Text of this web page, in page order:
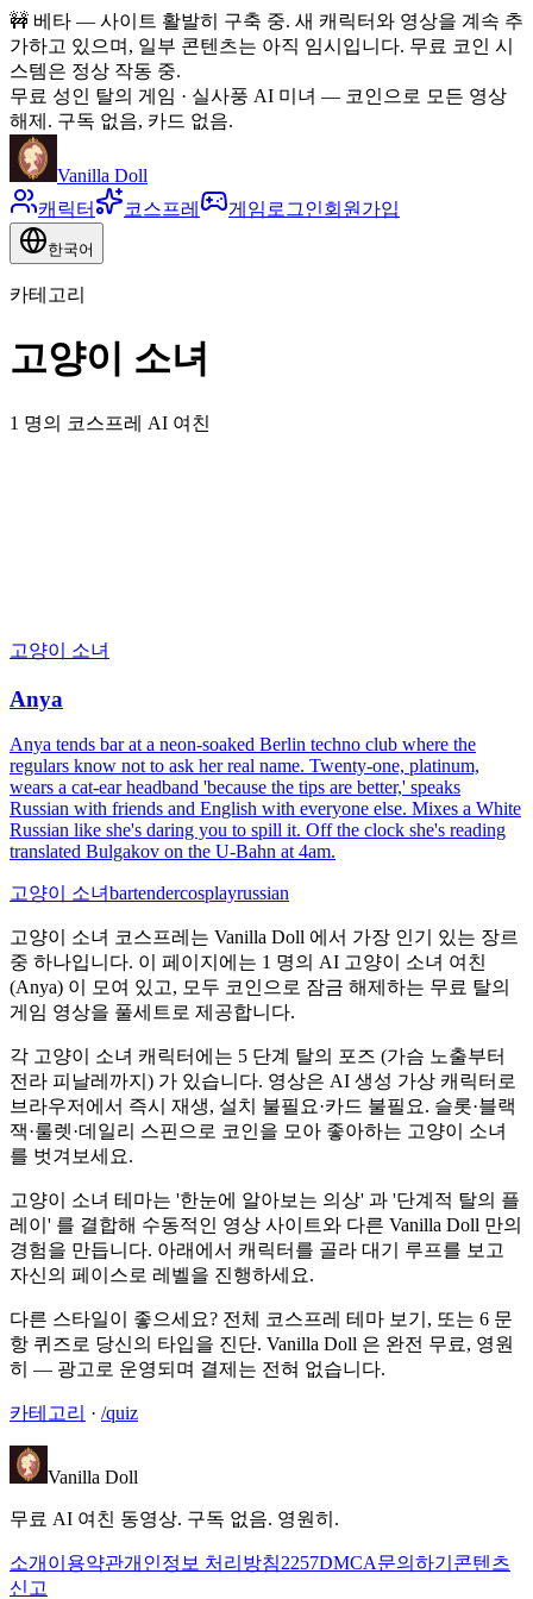
🚧 베타 — 사이트 활발히 구축 중. 새 캐릭터와 영상을 계속 추
가하고 있으며, 일부 콘텐츠는 아직 임시입니다. 무료 코인 시
스템은 정상 작동 중.
무료 성인 탈의 게임 · 실사풍 AI 미녀 — 코인으로 모든 영상
해제. 구독 없음, 카드 없음.
Vanilla Doll
캐릭터
코스프레 게임 로그인회원가입
한국어
카테고리
고양이 소녀
1 명의 코스프레 AI 여친
고양이 소녀
Anya
Anya tends bar at a neon-soaked Berlin techno club where the
regulars know not to ask her real name. Twenty-one, platinum,
wears a cat-ear headband 'because the tips are better,' speaks
Russian with friends and English with everyone else. Mixes a White
Russian like she's daring you to spill it. Off the clock she's reading
translated Bulgakov on the U-Bahn at 4am.
고양이 소녀bartendercosplayrussian
고양이 소녀 코스프레는 Vanilla Doll 에서 가장 인기 있는 장르
중 하나입니다. 이 페이지에는 1 명의 AI 고양이 소녀 여친
(Anya) 이 모여 있고, 모두 코인으로 잠금 해제하는 무료 탈의
게임 영상을 풀세트로 제공합니다.
각 고양이 소녀 캐릭터에는 5 단계 탈의 포즈 (가슴 노출부터
전라 피날레까지) 가 있습니다. 영상은 AI 생성 가상 캐릭터로
브라우저에서 즉시 재생, 설치 불필요·카드 불필요. 슬롯·블랙
잭·룰렛·데일리 스핀으로 코인을 모아 좋아하는 고양이 소녀
를 벗겨보세요.
고양이 소녀 테마는 '한눈에 알아보는 의상' 과 '단계적 탈의 플
레이' 를 결합해 수동적인 영상 사이트와 다른 Vanilla Doll 만의
경험을 만듭니다. 아래에서 캐릭터를 골라 대기 루프를 보고
자신의 페이스로 레벨을 진행하세요.
다른 스타일이 좋으세요? 전체 코스프레 테마 보기, 또는 6 문
항 퀴즈로 당신의 타입을 진단. Vanilla Doll 은 완전 무료, 영원
히 — 광고로 운영되며 결제는 전혀 없습니다.
카테고리 · /quiz
Vanilla Doll
무료 AI 여친 동영상. 구독 없음. 영원히.
소개 이용약관개인정보 처리방침2257DMCA문의하기 콘텐츠
신고